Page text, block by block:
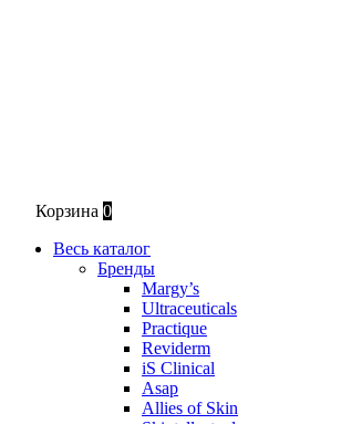
Корзина 0
Весь каталог
Бренды
Margy’s
Ultraceuticals
Practique
Reviderm
iS Clinical
Asap
Allies of Skin